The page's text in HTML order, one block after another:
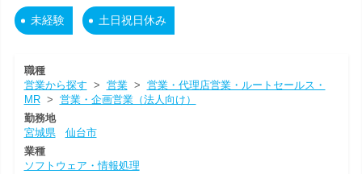
未経験 土日祝日休み
職種
営業から探す > 営業> 営業・代理店営業・ルートセールス・
MR> 営業・企画営業（法人向け）
勤務地
宮城県
仙台市
業種
ソフトウェア・情報処理